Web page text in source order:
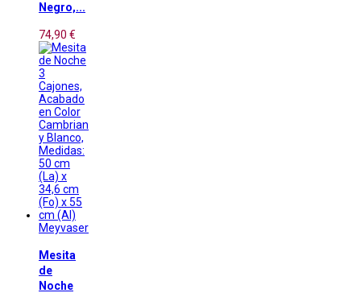
Negro,...
74,90 €
Meyvaser
Mesita
de
Noche